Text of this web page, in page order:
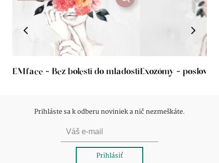
EMface - Bez bolesti do mladostiExozómy -
Prihláste sa k odberu noviniek a nič nezmeškáte.